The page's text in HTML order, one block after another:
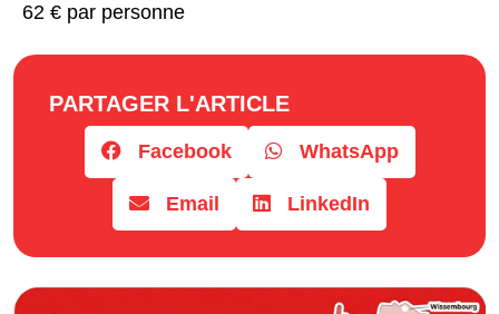
62 € par personne
PARTAGER L'ARTICLE
Facebook WhatsApp
Email LinkedIn